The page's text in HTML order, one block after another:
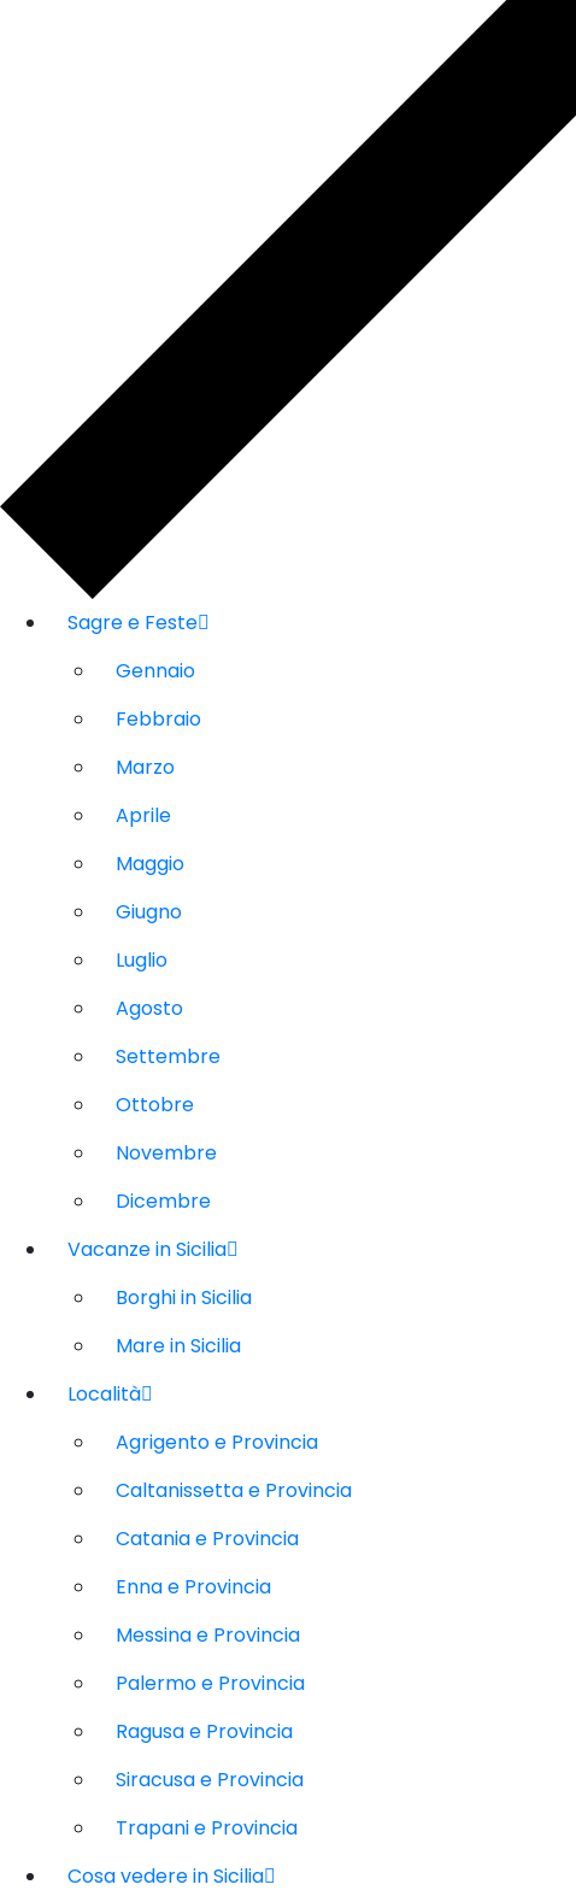
Sagre e Feste
Gennaio
Febbraio
Marzo
Aprile
Maggio
Giugno
Luglio
Agosto
Settembre
Ottobre
Novembre
Dicembre
Vacanze in Sicilia
Borghi in Sicilia
Mare in Sicilia
Località
Agrigento e Provincia
Caltanissetta e Provincia
Catania e Provincia
Enna e Provincia
Messina e Provincia
Palermo e Provincia
Ragusa e Provincia
Siracusa e Provincia
Trapani e Provincia
Cosa vedere in Sicilia